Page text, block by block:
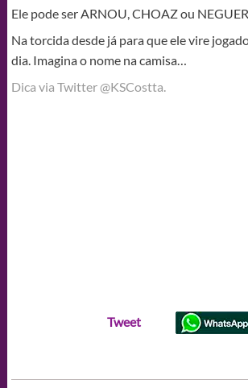
Ele pode ser ARNOU, CHOAZ ou NEGUER.
Na torcida desde já para que ele vire
dia. Imagina o nome na camisa…
Dica via Twitter @KSCostta.
Tweet